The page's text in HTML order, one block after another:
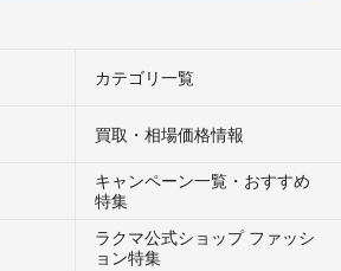
カテゴリ一覧
買取・相場価格情報
キャンペーン一覧・おすすめ
特集
ラクマ公式ショップ ファッシ
ョン特集